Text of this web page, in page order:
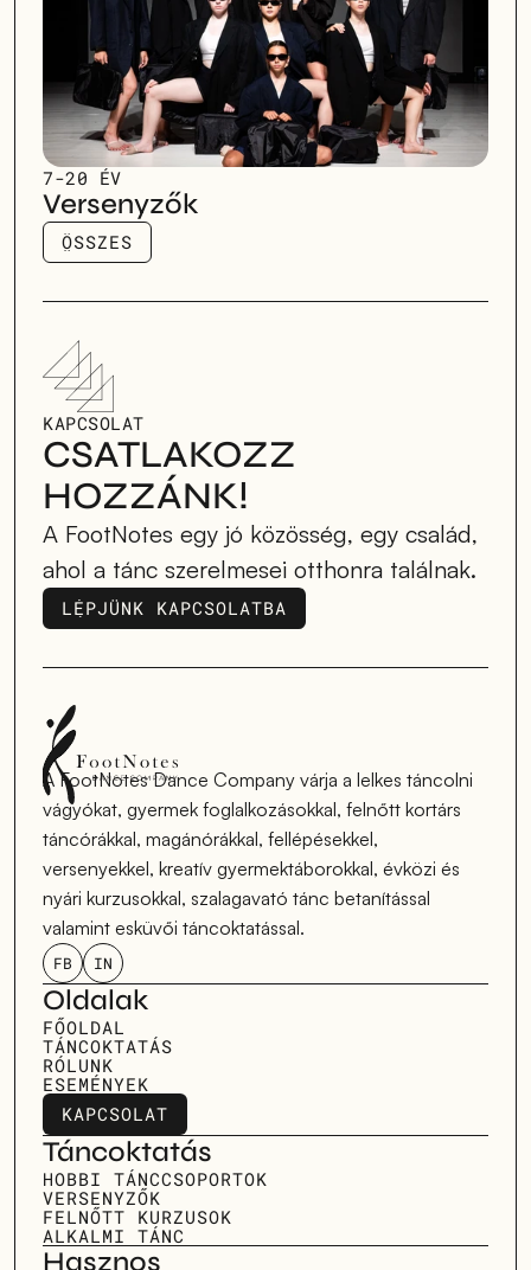
7-20 ÉV
Versenyzők
ÖSSZES
ÖSSZES
KAPCSOLAT
CSATLAKOZZ
HOZZÁNK!
A FootNotes egy jó közösség, egy család,
ahol a tánc szerelmesei otthonra találnak.
LÉPJÜNK KAPCSOLATBA
LÉPJÜNK KAPCSOLATBA
A FootNotes Dance Company várja a lelkes táncolni
vágyókat, gyermek foglalkozásokkal, felnőtt kortárs
táncórákkal, magánórákkal, fellépésekkel,
versenyekkel, kreatív gyermektáborokkal, évközi és
nyári kurzusokkal, szalagavató tánc betanítással
valamint esküvői táncoktatással.
FB IN
Oldalak
FŐOLDAL
TÁNCOKTATÁS
RÓLUNK
ESEMÉNYEK
KAPCSOLAT
KAPCSOLAT
Táncoktatás
HOBBI TÁNCCSOPORTOK
VERSENYZŐK
FELNŐTT KURZUSOK
ALKALMI TÁNC
Hasznos